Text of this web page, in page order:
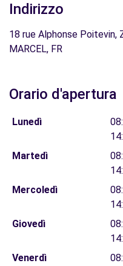
Indirizzo
18 rue Alphonse Poitevin,
MARCEL, FR
Orario d'apertura
Lunedì
Martedì
Mercoledì
Giovedì
Venerdì